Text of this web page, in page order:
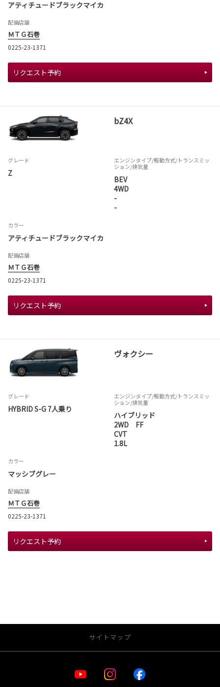
アティチュードブラックマイカ
配備店舗
ＭＴＧ石巻
0225-23-1371
リクエスト予約
bZ4X
グレード
Z
エンジンタイプ/駆動方式/トランスミッ
ション/排気量
BEV
4WD
-
-
カラー
アティチュードブラックマイカ
配備店舗
ＭＴＧ石巻
0225-23-1371
リクエスト予約
ヴォクシー
グレード
HYBRID S-G 7人乗り
エンジンタイプ/駆動方式/トランスミッ
ション/排気量
ハイブリッド
2WD FF
CVT
1.8L
カラー
マッシブグレー
配備店舗
ＭＴＧ石巻
0225-23-1371
リクエスト予約
サイトマップ